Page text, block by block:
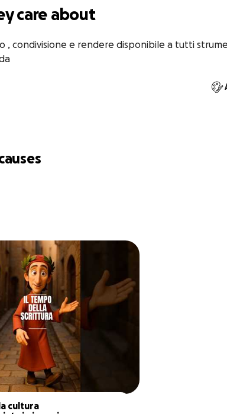
care about
, condivisione e rendere disponibile a tutti
cultura